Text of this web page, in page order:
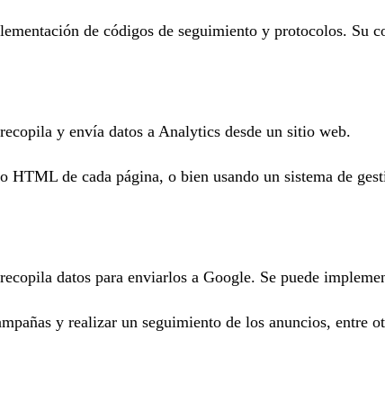
de códigos de seguimiento y protocolos. Su
y envía datos a Analytics desde un sitio web.
HTML de cada página, o bien usando un sistema de
datos para enviarlos a Google. Se puede
y realizar un seguimiento de los anuncios, entre